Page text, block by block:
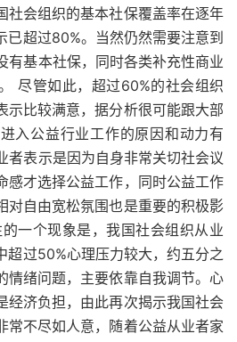
社会组织的基本社保覆盖率在逐年
已超过80%。当然仍然需要注意到
有基本社保，同时各类补充性商业
尽管如此，超过60%的社会组织
示比较满意，据分析很可能跟大部
入公益行业工作的原因和动力有
者表示是因为自身非常关切社会议
感才选择公益工作，同时公益工作
对自由宽松氛围也是重要的积极影
一个现象是，我国社会组织从业
超过50%心理压力较大，约五分之
情绪问题，主要依靠自我调节。心
经济负担，由此再次揭示我国社会
常不尽如人意，随着公益从业者家